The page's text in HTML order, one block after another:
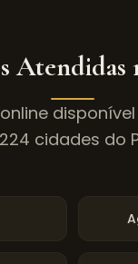
Atendidas
224 cidades do